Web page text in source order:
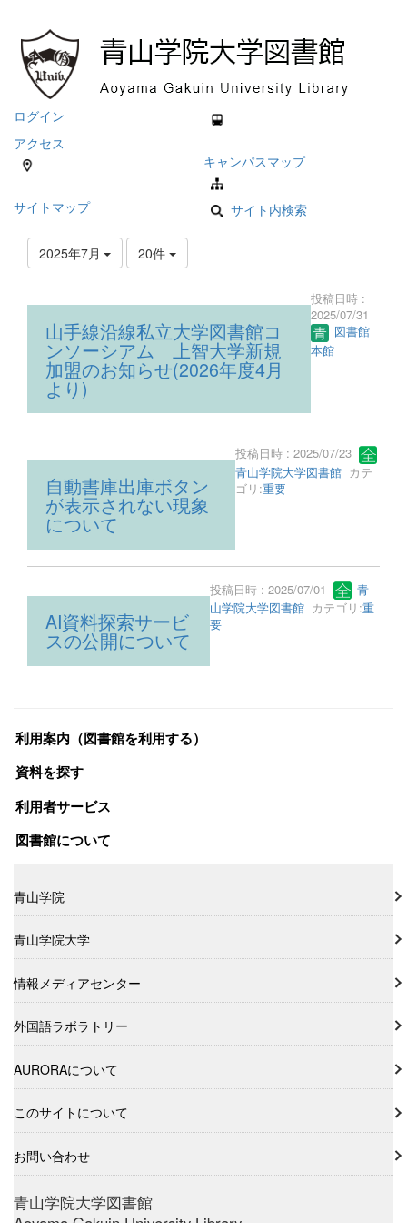
ログイン
アクセス
キャンパスマップ
サイトマップ サイト内検索
2025年7月 20件
山手線沿線私立大学図書館コ
ンソーシアム 上智大学新規
加盟のお知らせ(2026年度4月
より)
投稿日時 :
2025/07/31
図書館
本館
自動書庫出庫ボタン
が表示されない現象
について
投稿日時 : 2025/07/23
青山学院大学図書館カテ
ゴリ:重要
AI資料探索サービ
スの公開について
投稿日時 : 2025/07/01
青
山学院大学図書館カテゴリ:重
要
利用案内（図書館を利用する）
資料を探す
利用者サービス
図書館について
青山学院
青山学院大学
情報メディアセンター
外国語ラボラトリー
AURORAについて
このサイトについて
お問い合わせ
青山学院大学図書館